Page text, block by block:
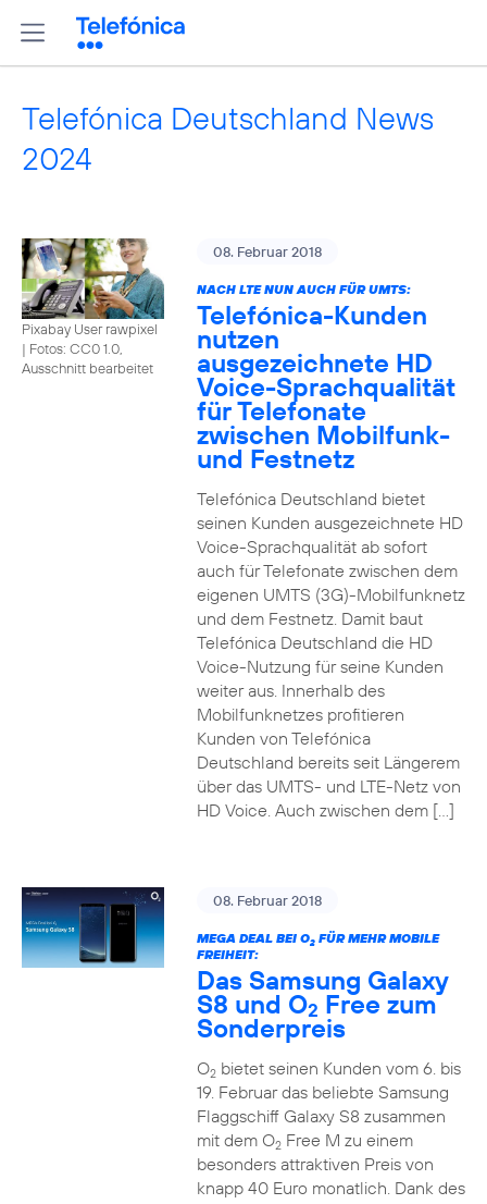
Telefónica Deutschland News
2024
Pixabay User rawpixel
| Fotos: CC0 1.0,
Ausschnitt bearbeitet
08. Februar 2018
NACH LTE NUN AUCH FÜR UMTS:
Telefónica-Kunden
nutzen
ausgezeichnete HD
Voice-Sprachqualität
für Telefonate
zwischen Mobilfunk-
und Festnetz
Telefónica Deutschland bietet
seinen Kunden ausgezeichnete HD
Voice-Sprachqualität ab sofort
auch für Telefonate zwischen dem
eigenen UMTS (3G)-Mobilfunknetz
und dem Festnetz. Damit baut
Telefónica Deutschland die HD
Voice-Nutzung für seine Kunden
weiter aus. Innerhalb des
Mobilfunknetzes profitieren
Kunden von Telefónica
Deutschland bereits seit Längerem
über das UMTS- und LTE-Netz von
HD Voice. Auch zwischen dem […]
08. Februar 2018
MEGA DEAL BEI O2FÜR MEHR MOBILE
FREIHEIT:
Das Samsung Galaxy
S8 und O2 Free zum
Sonderpreis
O2bietet seinen Kunden vom 6. bis
19. Februar das beliebte Samsung
Flaggschiff Galaxy S8 zusammen
mit dem O2Free M zu einem
besonders attraktiven Preis von
knapp 40 Euro monatlich. Dank des